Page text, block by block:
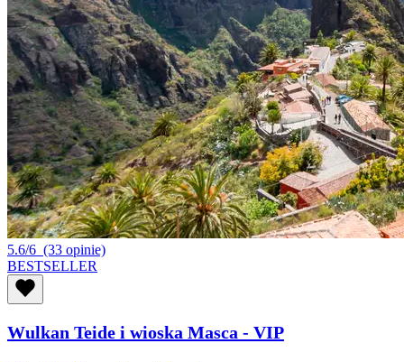
5.6/6 (33 opinie)
BESTSELLER
Wulkan Teide i wioska Masca - VIP